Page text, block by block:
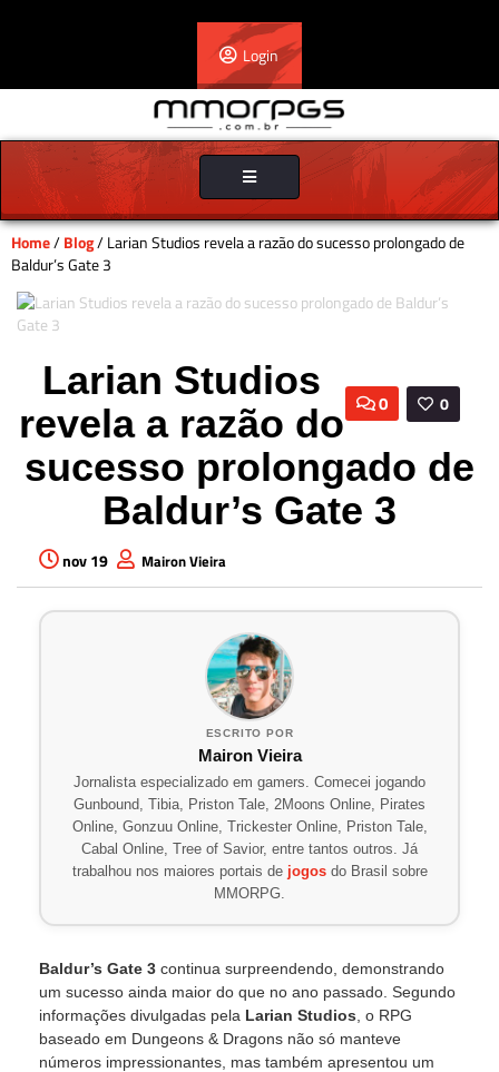
Login
Toggle
navigation
Home/Blog/ Larian Studios revela a razão do sucesso prolongado de
Baldur’s Gate 3
0
0
Larian Studios
revela a razão do
sucesso prolongado de
Baldur’s Gate 3
nov 19 Mairon Vieira
ESCRITO POR
Mairon Vieira
Jornalista especializado em gamers. Comecei jogando
Gunbound, Tibia, Priston Tale, 2Moons Online, Pirates
Online, Gonzuu Online, Trickester Online, Priston Tale,
Cabal Online, Tree of Savior, entre tantos outros. Já
trabalhou nos maiores portais de jogosdo Brasil sobre
MMORPG.
Baldur’s Gate 3 continua surpreendendo, demonstrando
um sucesso ainda maior do que no ano passado. Segundo
informações divulgadas pela Larian Studios , o RPG
baseado em Dungeons & Dragons não só manteve
números impressionantes, mas também apresentou um